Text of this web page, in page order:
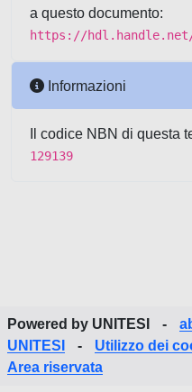
a questo documento:
https://hdl.handle.net/
Informazioni
Il codice NBN di questa
129139
Powered by UNITESI -
UNITESI
- Utilizzo dei
Area riservata